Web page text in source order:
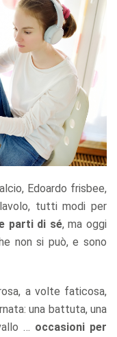
Edoardo frisbee,
tutti modi per
parti di sé, ma oggi
non si può, e sono
a volte faticosa,
una battuta, una
… occasioni per